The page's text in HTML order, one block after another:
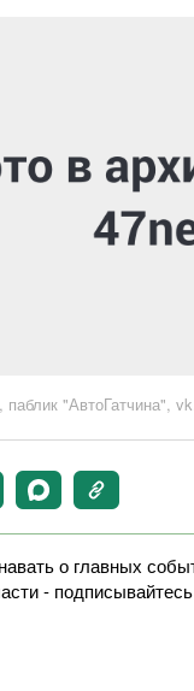
"АвтоГатчина",
о главных
-